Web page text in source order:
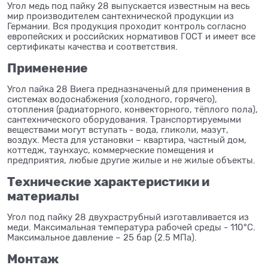
Угол медь под пайку 28 выпускается известным на весь
мир производителем сантехнической продукции из
Германии. Вся продукция проходит контроль согласно
европейских и российских нормативов ГОСТ и имеет все
сертификаты качества и соответствия.
Применение
Угол пайка 28 Виега предназначеный для применения в
системах водоснабжения (холодного, горячего),
отопления (радиаторного, конвекторного, тёплого пола),
сантехнического оборудования. Транспортируемыми
веществами могут вступать - вода, гликоли, мазут,
воздух. Места для установки – квартира, частный дом,
коттедж, таунхаус, коммерческие помещения и
предприятия, любые другие жилые и не жилые объекты.
Технические характеристики и
материалы
Угол под пайку 28 двухраструбный изготавливается из
меди. Максимальная температура рабочей среды - 110°C.
Максимальное давление – 25 бар (2.5 МПа).
Монтаж